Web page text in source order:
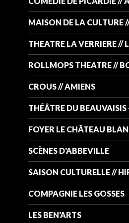
MAISON DE LA CULTURE
THEATRE LA VERRIERE //
ROLLMOPS THEATRE //
CROUS // AMIENS
THÉÂTRE DU
FOYER LE CHÂTEAU
SCÈNES D'ABBEVILLE
SAISON CULTURELLE //
COMPAGNIE LES GOSSES
LES BEN'ARTS